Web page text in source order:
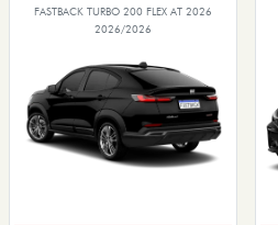
FASTBACK TURBO 200 FLEX AT 2026
2026/2026